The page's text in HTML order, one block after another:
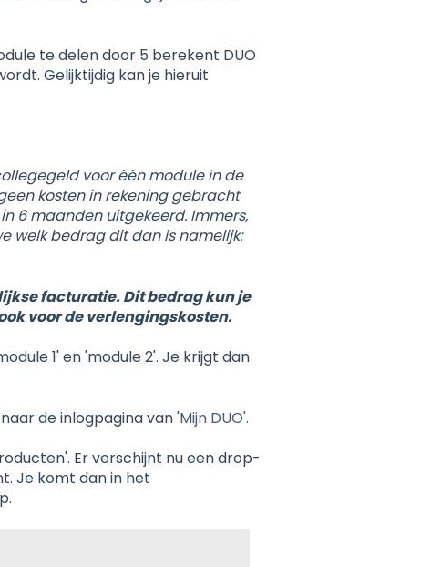
te delen door 5 berekent DUO
Gelijktijdig kan je hieruit
voor één module in de
kosten in rekening gebracht
6 maanden uitgekeerd. Immers,
welk bedrag dit dan is namelijk:
facturatie. Dit bedrag kun je
voor de verlengingskosten.
1' en 'module 2'. Je krijgt dan
de inlogpagina van'Mijn DUO'.
Er verschijnt nu een drop-
Je komt dan in het